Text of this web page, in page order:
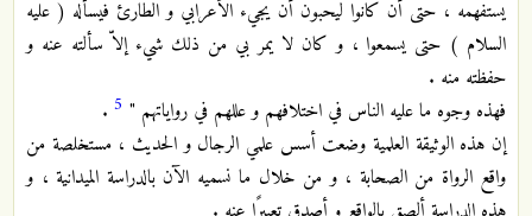
يستفهمه ، حتى أن كانوا ليحبون أن يجيء الأعرابي و الطارئ فيسأله ( عليه
السلام ) حتى يسمعوا ، و كان لا يمر بي من ذلك شيء إلاّ سألته عنه و
حفظته منه .
فهذه وجوه ما عليه الناس في اختلافهم و عللهم في رواياتهم " 5
.
إن هذه الوثيقة العلمية وضعت أسس علمي الرجال و الحديث ، مستخلصة من
واقع الرواة من الصحابة ، و من خلال ما نسميه الآن بالدراسة الميدانية ، و